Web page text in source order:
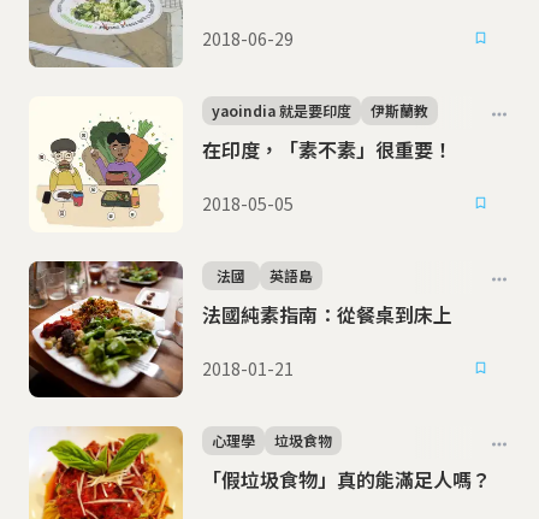
2018-06-29
在印度，「素不素」很重要！
yaoindia 就是要印度 伊斯蘭教
2018-05-05
法國純素指南：從餐桌到床上
法國 英語島
2018-01-21
「假垃圾食物」真的能滿足人嗎？
心理學 垃圾食物